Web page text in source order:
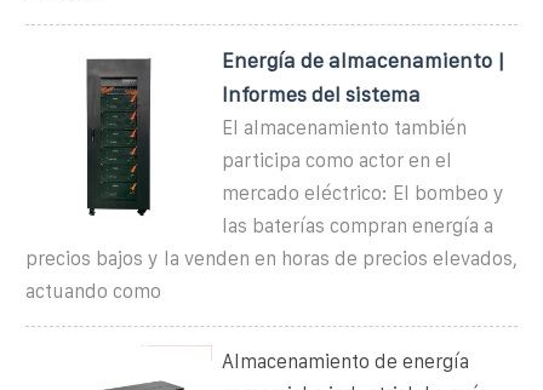
Energía de almacenamiento |
Informes del sistema
El almacenamiento también
participa como actor en el
mercado eléctrico: El bombeo y
las baterías compran energía a
precios bajos y la venden en horas de precios elevados,
actuando como
Almacenamiento de energía